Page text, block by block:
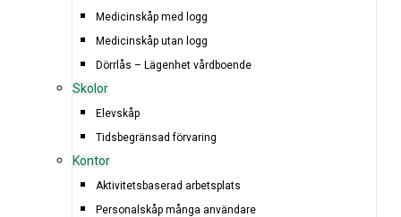
Medicinskåp med logg
Medicinskåp utan logg
Dörrlås – Lägenhet vårdboende
Skolor
Elevskåp
Tidsbegränsad förvaring
Kontor
Aktivitetsbaserad arbetsplats
Personalskåp många användare